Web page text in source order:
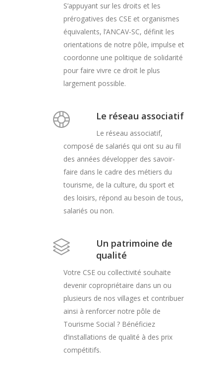
S’appuyant sur les droits et les
prérogatives des CSE et organismes
équivalents, l’ANCAV-SC, définit les
orientations de notre pôle, impulse et
coordonne une politique de solidarité
pour faire vivre ce droit le plus
largement possible.
Le réseau associatif
Le réseau associatif,
composé de salariés qui ont su au fil
des années développer des savoir-
faire dans le cadre des métiers du
tourisme, de la culture, du sport et
des loisirs, répond au besoin de tous,
salariés ou non.
Un patrimoine de
qualité
Votre CSE ou collectivité souhaite
devenir copropriétaire dans un ou
plusieurs de nos villages et contribuer
ainsi à renforcer notre pôle de
Tourisme Social ? Bénéficiez
d’installations de qualité à des prix
compétitifs.